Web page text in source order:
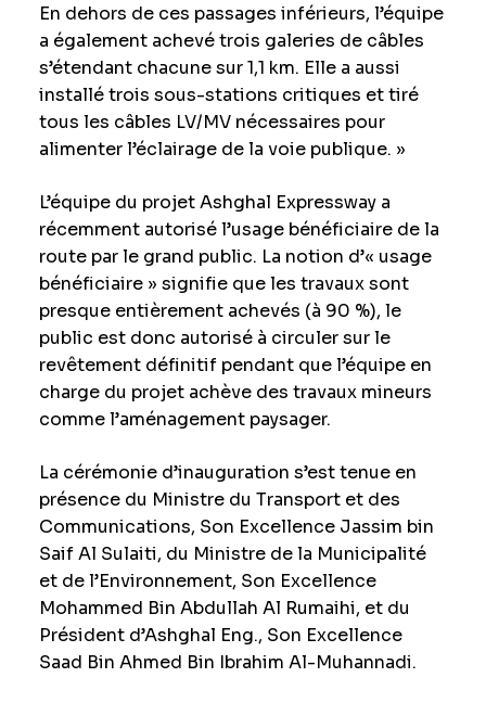
En dehors de ces passages inférieurs, l’équipe
a également achevé trois galeries de câbles
s’étendant chacune sur 1,1 km. Elle a aussi
installé trois sous-stations critiques et tiré
tous les câbles LV/MV nécessaires pour
alimenter l’éclairage de la voie publique. »
L’équipedu projet Ashghal Expressway a
récemment autorisé l’usage bénéficiaire de la
route par le grand public. La notion d’« usage
bénéficiaire » signifie que les travaux sont
presque entièrement achevés (à 90 %), le
public est donc autorisé à circuler sur le
revêtement définitif pendant que l’équipe en
charge du projet achève des travaux mineurs
comme l’aménagement paysager.
La cérémonie d’inauguration s’est tenue en
présence du Ministre du Transport et des
Communications, Son Excellence Jassim bin
Saif Al Sulaiti, du Ministre de la Municipalité
et de l’Environnement, Son Excellence
Mohammed Bin Abdullah Al Rumaihi, et du
Président d’Ashghal Eng., Son Excellence
Saad Bin Ahmed Bin Ibrahim Al-Muhannadi.